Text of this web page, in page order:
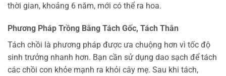
thời gian, khoảng 6 năm, mới có thể ra hoa.
Phương Pháp Trồng Bằng Tách Gốc, Tách Thân
Tách chồi là phương pháp được ưa chuộng hơn vì tốc độ
sinh trưởng nhanh hơn. Bạn cần sử dụng dao sạch để tách
các chồi con khỏe mạnh ra khỏi cây mẹ. Sau khi tách,